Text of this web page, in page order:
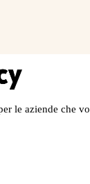
le aziende che